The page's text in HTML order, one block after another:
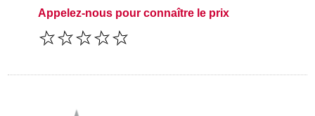
Appelez-nous pour connaître le prix